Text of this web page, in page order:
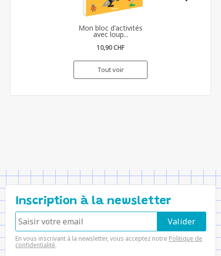
Mon bloc d'activités
avec loup...
10,90 CHF
Tout voir
Inscription à la newsletter
En vous inscrivant à la newsletter, vous acceptez notre Politique de
confidentialité.